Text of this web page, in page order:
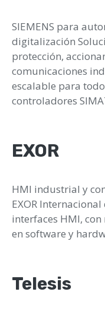
SIEMENS para
digitalización
protección,
comunicaciones
escalable para
controladores
EXOR
HMI industrial y
EXOR
interfaces HMI,
en software y
Telesis